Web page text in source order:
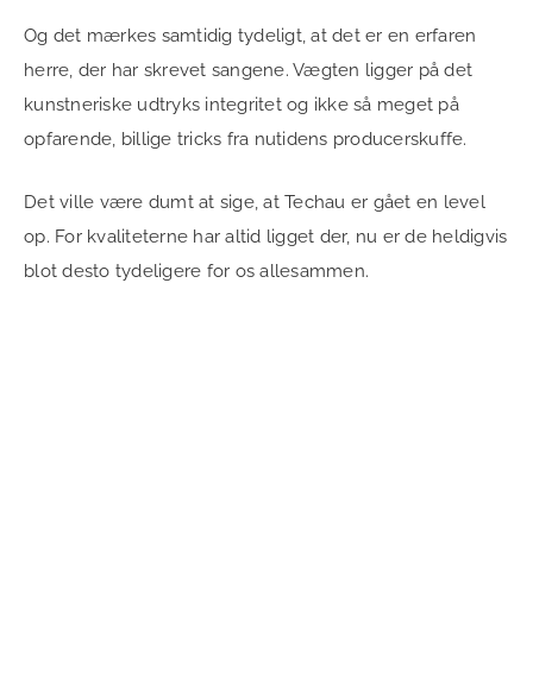
Og det mærkes samtidig tydeligt, at det er en erfaren
herre, der har skrevet sangene. Vægten ligger på det
kunstneriske udtryks integritet og ikke så meget på
opfarende, billige tricks fra nutidens producerskuffe.
Det ville være dumt at sige, at Techau er gået en level
op. For kvaliteterne har altid ligget der, nu er de heldigvis
blot desto tydeligere for os allesammen.